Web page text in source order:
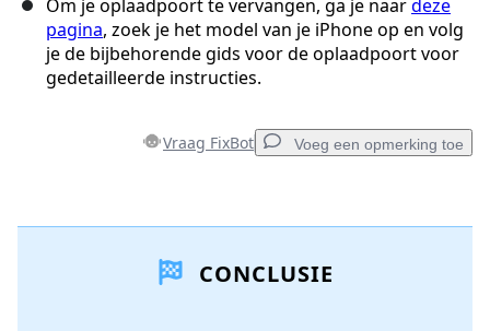
Om je oplaadpoort te vervangen, ga je naardeze
pagina, zoek je het model van je iPhone op en volg
je de bijbehorende gids voor de oplaadpoort voor
gedetailleerde instructies.
Vraag FixBot Voeg een opmerking toe
Voeg opmerking toeCONCLUSIE